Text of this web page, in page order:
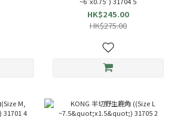
HK$245.00
HK$275.00